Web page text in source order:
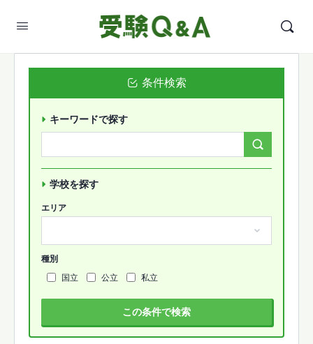
条件検索
キーワードで探す
学校を探す
エリア
種別
国立
公立 私立
この条件で検索